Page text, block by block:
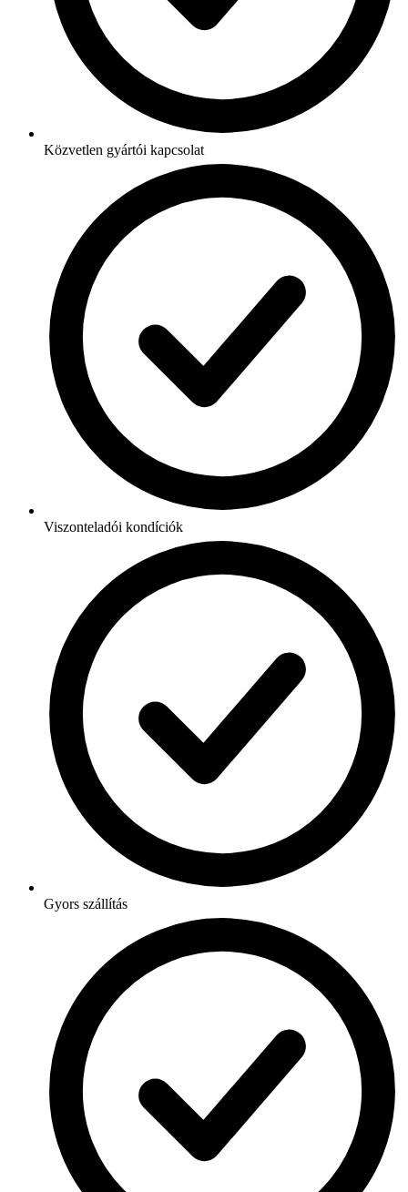
Közvetlen gyártói kapcsolat
Viszonteladói kondíciók
Gyors szállítás